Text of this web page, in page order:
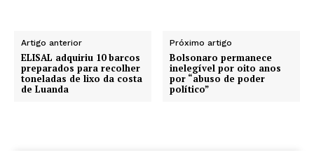
Artigo anterior
ELISAL adquiriu 10 barcos
preparados para recolher
toneladas de lixo da costa
de Luanda
Próximo artigo
Bolsonaro permanece
inelegível por oito anos
por “abuso de poder
político”